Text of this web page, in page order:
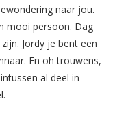
naar jou.
mooi persoon. Dag
Jordy je bent een
En oh trouwens,
al deel in